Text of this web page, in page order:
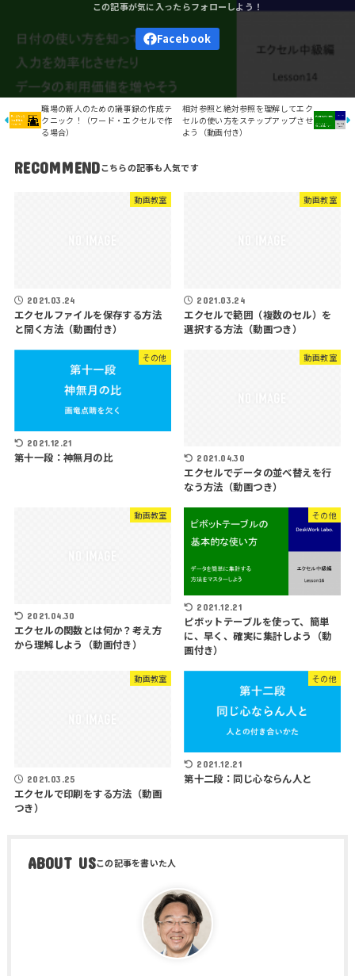
職場の新人のための議事録の作成テ
クニック！（ワード・エクセルで作
る場合）
相対参照と絶対参照を理解してエク
セルの使い方をステップアップさせ
よう（動画付き）
RECOMMEND
動画教室
2021.03.24
エクセルファイルを保存する方法
と開く方法（動画付き）
動画教室
2021.03.24
エクセルで範囲（複数のセル）を
選択する方法（動画つき）
その他
2021.12.21
第十一段：神無月の比
動画教室
2021.04.30
エクセルでデータの並べ替えを行
なう方法（動画つき）
動画教室
2021.04.30
エクセルの関数とは何か？考え方
から理解しよう（動画付き）
その他
2021.12.21
ピボットテーブルを使って、簡単
に、早く、確実に集計しよう（動
画付き）
動画教室
2021.03.25
エクセルで印刷をする方法（動画
つき）
その他
2021.12.21
第十二段：同じ心ならん人と
ABOUT US